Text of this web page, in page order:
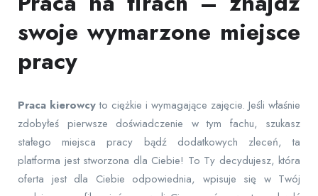
swoje wymarzone miejsce
pracy
Praca kierowcyto ciężkie i wymagające zajęcie. Jeśli właśnie
zdobyłeś pierwsze doświadczenie w tym fachu, szukasz
stałego miejsca pracy bądź dodatkowych zleceń, ta
platforma jest stworzona dla Ciebie! To Ty decydujesz, która
oferta jest dla Ciebie odpowiednia, wpisuje się w Twój